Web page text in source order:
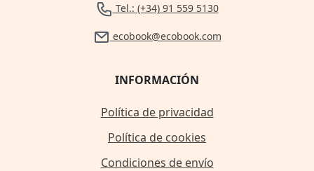
Tel.: (+34) 91 559 5130
ecobook@ecobook.com
INFORMACIÓN
Política de privacidad
Política de cookies
Condiciones de envío